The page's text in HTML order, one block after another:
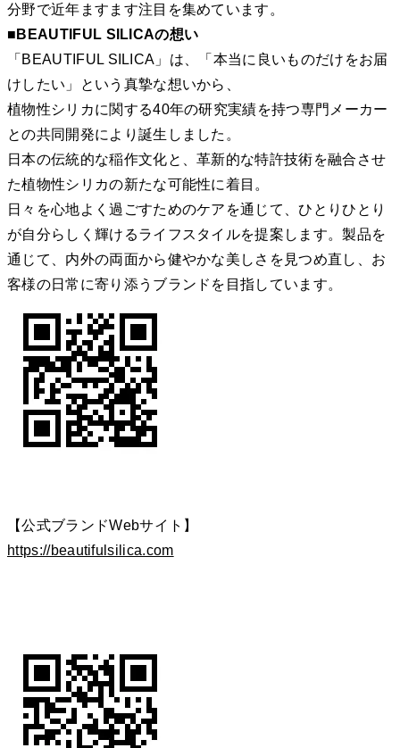
分野で近年ますます注目を集めています。
■BEAUTIFUL SILICAの想い
「BEAUTIFUL SILICA」は、「本当に良いものだけをお届
けしたい」という真摯な想いから、
植物性シリカに関する40年の研究実績を持つ専門メーカー
との共同開発により誕生しました。
日本の伝統的な稲作文化と、革新的な特許技術を融合させ
た植物性シリカの新たな可能性に着目。
日々を心地よく過ごすためのケアを通じて、ひとりひとり
が自分らしく輝けるライフスタイルを提案します。製品を
通じて、内外の両面から健やかな美しさを見つめ直し、お
客様の日常に寄り添うブランドを目指しています。
【公式ブランドWebサイト】
https://beautifulsilica.com